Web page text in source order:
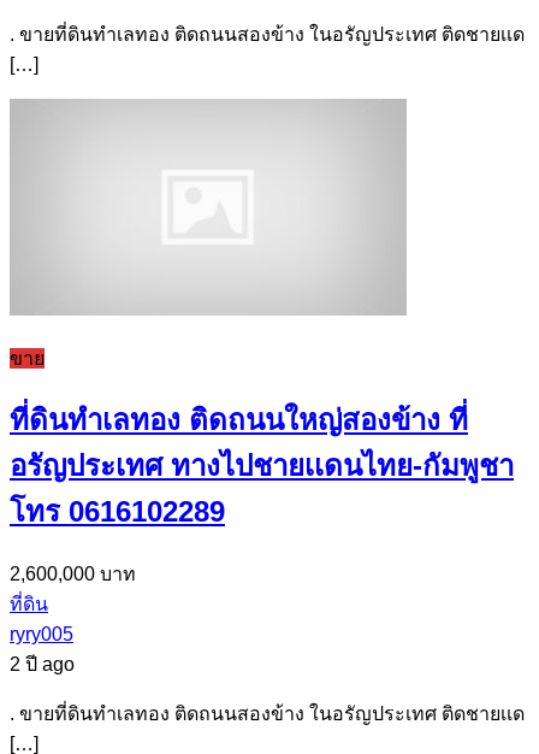
. ขายที่ดินทำเลทอง ติดถนนสองข้าง ในอรัญประเทศ ติดชายเเด
[…]
ขาย
ที่ดินทำเลทอง ติดถนนใหญ่สองข้าง ที่
อรัญประเทศ ทางไปชายเเดนไทย-กัมพูชา
โทร 0616102289
2,600,000 บาท
ที่ดิน
ryry005
2 ปี ago
. ขายที่ดินทำเลทอง ติดถนนสองข้าง ในอรัญประเทศ ติดชายเเด
[…]